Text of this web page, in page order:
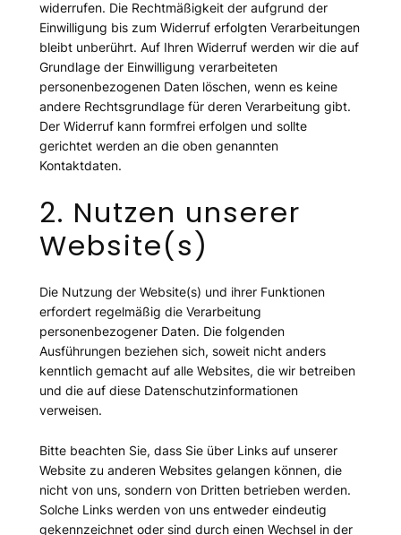
widerrufen. Die Rechtmäßigkeit der aufgrund der
Einwilligung bis zum Widerruf erfolgten Verarbeitungen
bleibt unberührt. Auf Ihren Widerruf werden wir die auf
Grundlage der Einwilligung verarbeiteten
personenbezogenen Daten löschen, wenn es keine
andere Rechtsgrundlage für deren Verarbeitung gibt.
Der Widerruf kann formfrei erfolgen und sollte
gerichtet werden an die oben genannten
Kontaktdaten.
2. Nutzen unserer
Website(s)
Die Nutzung der Website(s) und ihrer Funktionen
erfordert regelmäßig die Verarbeitung
personenbezogener Daten. Die folgenden
Ausführungen beziehen sich, soweit nicht anders
kenntlich gemacht auf alle Websites, die wir betreiben
und die auf diese Datenschutzinformationen
verweisen.
Bitte beachten Sie, dass Sie über Links auf unserer
Website zu anderen Websites gelangen können, die
nicht von uns, sondern von Dritten betrieben werden.
Solche Links werden von uns entweder eindeutig
gekennzeichnet oder sind durch einen Wechsel in der